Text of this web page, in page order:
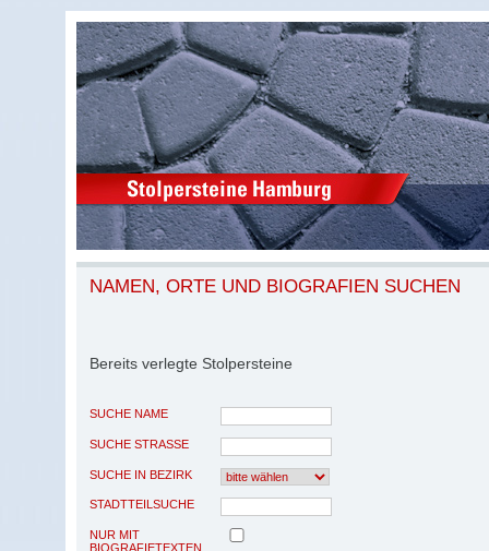
NAMEN, ORTE UND BIOGRAFIEN SUCHEN
Bereits verlegte Stolpersteine
SUCHE NAME
SUCHE STRASSE
SUCHE IN BEZIRK
STADTTEILSUCHE
NUR MIT
BIOGRAFIETEXTEN